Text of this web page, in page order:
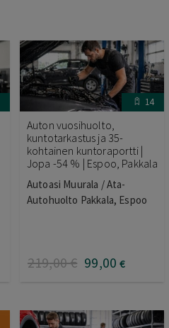
14
Auton vuosihuolto,
kuntotarkastus ja 35-
kohtainen kuntoraportti |
Jopa -54 % | Espoo, Pakkala
Autoasi Muurala / Ata-
Autohuolto Pakkala, Espoo
219,00€ 99,00 €